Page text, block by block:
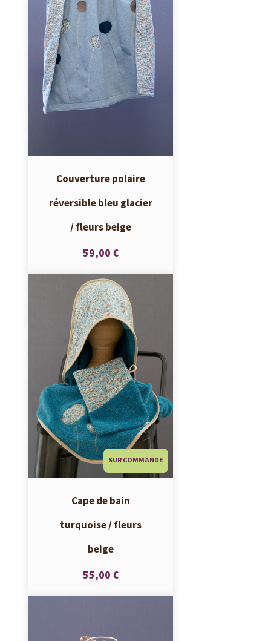
Couverture polaire
réversible bleu glacier
/ fleurs beige
59,00 €
SUR COMMANDE
Cape de bain
turquoise / fleurs
beige
55,00 €